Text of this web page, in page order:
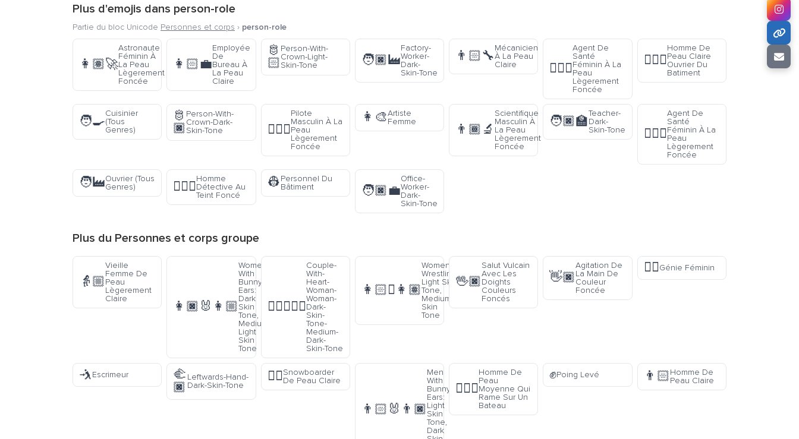
Plus d'emojis dans person-role
Partie du bloc Unicode Personnes et corps › person-role
👩🏽‍🚀
Astronaute
Féminin À
La Peau
Lègerement
Foncée
👩🏻‍💼
Employée
De
Bureau À
La Peau
Claire
🫅
🏻
Person-With-
Crown-Light-
Skin-Tone
🧑🏿‍🏭
Factory-
Worker-
Dark-
Skin-Tone
👨🏻‍🔧
Mécanicien
À La Peau
Claire
👩🏾‍⚕️
Agent De
Santé
Féminin À La
Peau
Lègerement
Foncée
👷🏻‍♂️
Homme De
Peau Claire
Ouvrier Du
Batiment
🧑‍🍳
Cuisinier
(Tous
Genres)
🫅
🏿
Person-With-
Crown-Dark-
Skin-Tone
👨🏽‍✈️
Pilote
Masculin À La
Peau
Lègerement
Foncée
👩‍🎨Artiste
Femme
👨🏾‍🔬
Scientifique
Masculin À
La Peau
Lègerement
Foncée
🧑🏿‍🏫
Teacher-
Dark-
Skin-Tone
👩🏽‍⚕️
Agent De
Santé
Féminin À La
Peau
Lègerement
Foncée
🧑‍🏭Ouvrier (Tous
Genres)
🕵🏿‍♂️
Homme
Détective Au
Teint Foncé
👷Personnel Du
Bâtiment
🧑🏿‍💼
Office-
Worker-
Dark-
Skin-Tone
Plus du Personnes et corps groupe
👵🏼
Vieille
Femme De
Peau
Lègerement
Claire
👩🏿‍🐰‍👩🏼
Women
With
Bunny
Ears:
Dark
Skin
Tone,
Medium-
Light
Skin
Tone
👩🏿‍❤️‍👩🏾
Couple-
With-
Heart-
Woman-
Woman-
Dark-
Skin-
Tone-
Medium-
Dark-
Skin-Tone
👩🏻‍🫯‍👩🏽
Women
Wrestling:
Light Skin
Tone,
Medium
Skin
Tone
🖖🏿
Salut Vulcain
Avec Les
Doights
Couleurs
Foncés
👋🏿
Agitation De
La Main De
Couleur
Foncée
🧞‍♀️Génie Féminin
🤺Escrimeur
🫲
🏿
Leftwards-Hand-
Dark-Skin-Tone
🏂🏻Snowboarder
De Peau Claire
👨🏻‍🐰‍👨🏿
Men
With
Bunny
Ears:
Light
Skin
Tone,
Dark
🚣🏽‍♂️
Homme De
Peau
Moyenne Qui
Rame Sur Un
Bateau
✊Poing Levé 👨🏻Homme De
Peau Claire